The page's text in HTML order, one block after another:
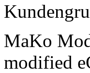
MaKo
modified